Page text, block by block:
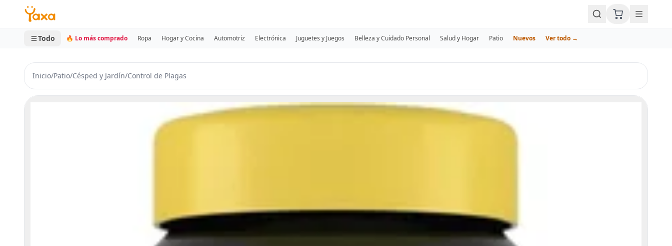
MINI CARRITO
0 productos
Todo 🔥 Lo más comprado Ropa Hogar y Cocina Automotriz Electrónica Juguetes y Juegos Belleza y Cuidado Personal Salud y Hogar Patio Nuevos Ver todo →
Inicio/Patio/Césped y Jardín/Control de Plagas